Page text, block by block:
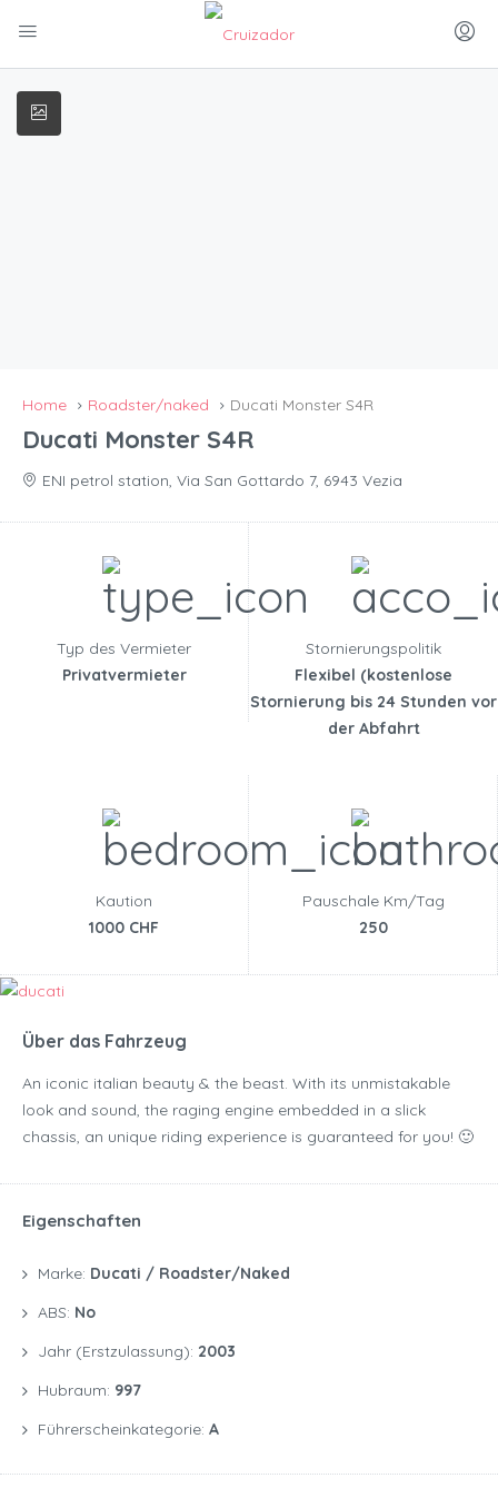
Home Roadster/naked Ducati Monster S4R
Ducati Monster S4R
ENI petrol station, Via San Gottardo 7, 6943 Vezia
Typ des Vermieter
Privatvermieter
Stornierungspolitik
Flexibel (kostenlose
Stornierung bis 24 Stunden vor
der Abfahrt
Kaution
1000 CHF
Pauschale Km/Tag
250
Über das Fahrzeug
An iconic italian beauty & the beast. With its unmistakable
look and sound, the raging engine embedded in a slick
chassis, an unique riding experience is guaranteed for you! 🙂
Eigenschaften
Marke: Ducati / Roadster/naked
ABS: No
Jahr (Erstzulassung): 2003
Hubraum: 997
Führerscheinkategorie: A